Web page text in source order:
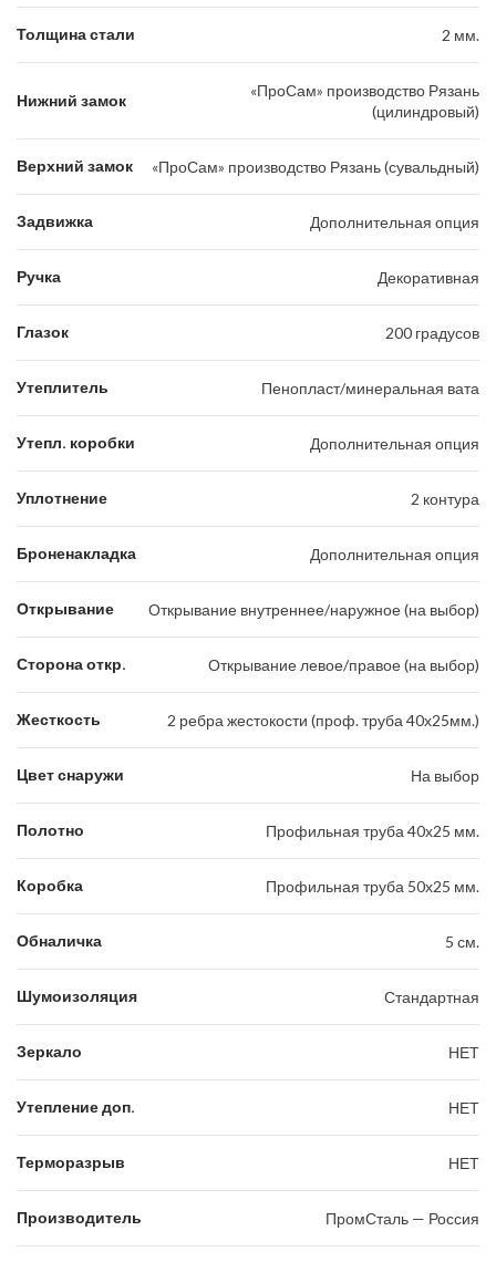
Толщина стали 2 мм.
Нижний замок
«ПроСам» производство Рязань
(цилиндровый)
Верхний замок «ПроСам» производство Рязань (сувальдный)
Задвижка Дополнительная опция
Ручка Декоративная
Глазок 200 градусов
Утеплитель Пенопласт/минеральная вата
Утепл. коробки Дополнительная опция
Уплотнение 2 контура
Броненакладка Дополнительная опция
Открывание Открывание внутреннее/наружное (на выбор)
Сторона откр. Открывание левое/правое (на выбор)
Жесткость 2 ребра жестокости (проф. труба 40х25мм.)
Цвет снаружи На выбор
Полотно Профильная труба 40х25 мм.
Коробка Профильная труба 50х25 мм.
Обналичка 5 см.
Шумоизоляция Стандартная
Зеркало НЕТ
Утепление доп. НЕТ
Терморазрыв НЕТ
Производитель ПромСталь — Россия